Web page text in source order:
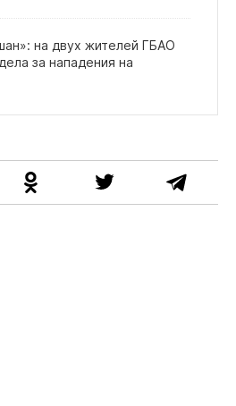
на двух жителей ГБАО
за нападения на